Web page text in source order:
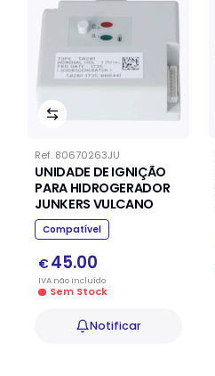
Ref. 80670263JU
UNIDADE DE IGNIÇÃO
PARA HIDROGERADOR
JUNKERS VULCANO
Compatível
€ 45.00
IVA nãoincluído
Sem Stock
Notificar